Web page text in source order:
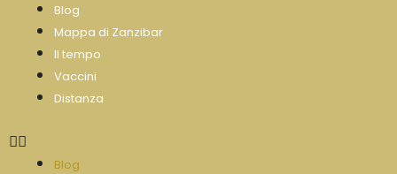
Blog
Mappa di Zanzibar
Il tempo
Vaccini
Distanza
Blog